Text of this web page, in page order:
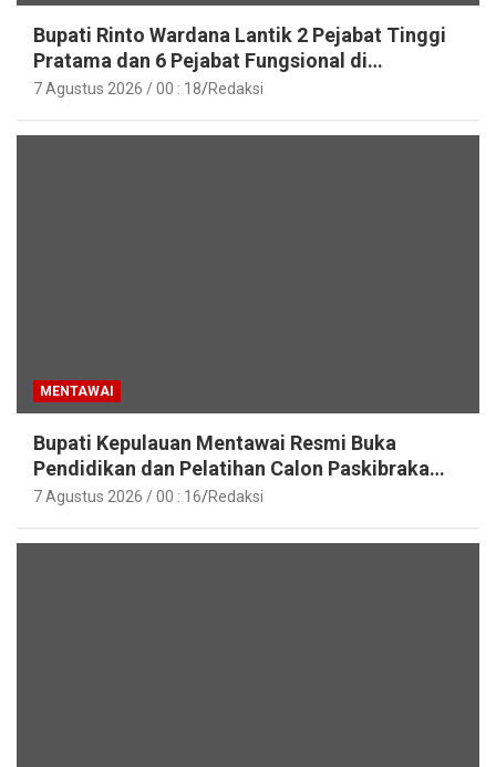
Bupati Rinto Wardana Lantik 2 Pejabat Tinggi
Pratama dan 6 Pejabat Fungsional di
Lingkungan Pemkab Kepulauan Mentawai
7 Agustus 2026 / 00 : 18 Redaksi
MENTAWAI
Bupati Kepulauan Mentawai Resmi Buka
Pendidikan dan Pelatihan Calon Paskibraka
Tahun 2026
7 Agustus 2026 / 00 : 16 Redaksi